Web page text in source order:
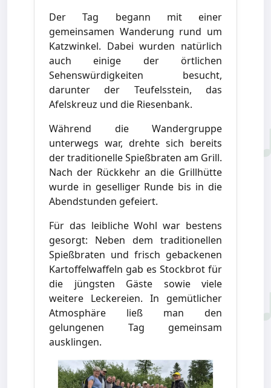
Der Tag begann mit einer
gemeinsamen Wanderung rund um
Katzwinkel. Dabei wurden natürlich
auch einige der örtlichen
Sehenswürdigkeiten besucht,
darunter der Teufelsstein, das
Afelskreuz und die Riesenbank.
Während die Wandergruppe
unterwegs war, drehte sich bereits
der traditionelle Spießbraten am Grill.
Nach der Rückkehr an die Grillhütte
wurde in geselliger Runde bis in die
Abendstunden gefeiert.
Für das leibliche Wohl war bestens
gesorgt: Neben dem traditionellen
Spießbraten und frisch gebackenen
Kartoffelwaffeln gab es Stockbrot für
die jüngsten Gäste sowie viele
weitere Leckereien. In gemütlicher
Atmosphäre ließ man den
gelungenen Tag gemeinsam
ausklingen.